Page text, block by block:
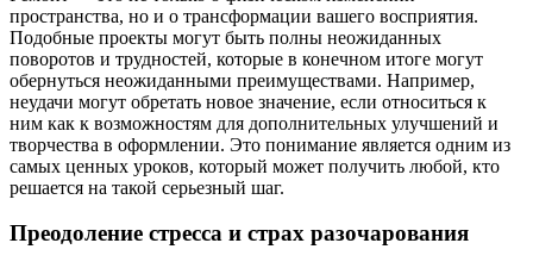
пространства, но и о трансформации вашего восприятия.
Подобные проекты могут быть полны неожиданных
поворотов и трудностей, которые в конечном итоге могут
обернуться неожиданными преимуществами. Например,
неудачи могут обретать новое значение, если относиться к
ним как к возможностям для дополнительных улучшений и
творчества в оформлении. Это понимание является одним из
самых ценных уроков, который может получить любой, кто
решается на такой серьезный шаг.
Преодоление стресса и страх разочарования